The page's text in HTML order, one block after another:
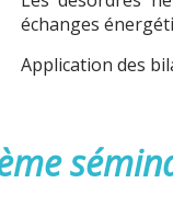
échanges
Application des